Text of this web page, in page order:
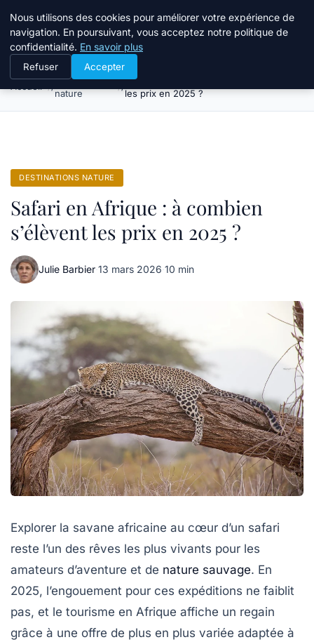
Tourisme Landes
Destinations
nature
Safari en Afrique : à combien s’élèvent
les prix en 2025 ?
DESTINATIONS NATURE
Safari en Afrique : à combien
s’élèvent les prix en 2025 ?
Julie Barbier·13 mars 2026·10 min
Explorer la savane africaine au cœur d’un safari
reste l’un des rêves les plus vivants pour les
amateurs d’aventure et de nature sauvage. En
2025, l’engouement pour ces expéditions ne faiblit
pas, et le tourisme en Afrique affiche un regain
grâce à une offre de plus en plus variée adaptée à
Nous utilisons des cookies pour améliorer votre expérience de
navigation. En poursuivant, vous acceptez notre politique de
confidentialité. En savoir plus
Refuser Accepter